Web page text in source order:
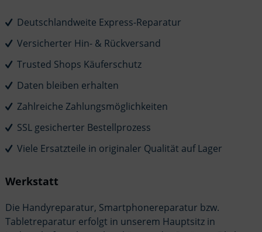
Deutschlandweite Express-Reparatur
Versicherter Hin- & Rückversand
Trusted Shops Käuferschutz
Daten bleiben erhalten
Zahlreiche Zahlungsmöglichkeiten
SSL gesicherter Bestellprozess
Viele Ersatzteile in originaler Qualität auf Lager
Werkstatt
Die Handyreparatur, Smartphonereparatur bzw.
Tabletreparatur erfolgt in unserem Hauptsitz in